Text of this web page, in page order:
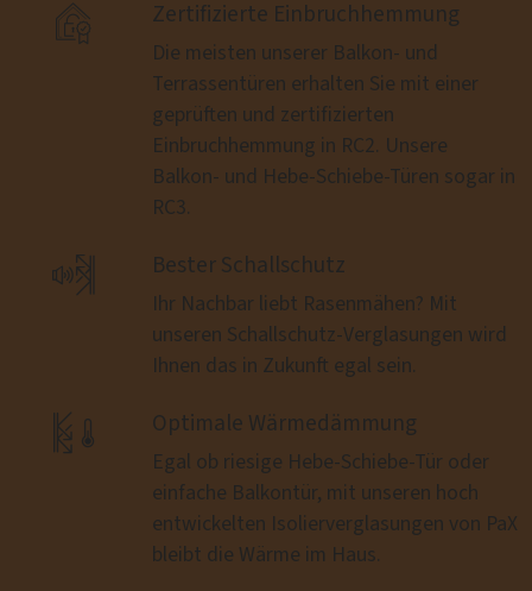
 Zertifizierte Einbruchhemmung
Die meisten unserer Balkon- und
Terrassentüren erhalten Sie mit einer
geprüften und zertifizierten
Einbruchhemmung in RC2. Unsere
Balkon- und Hebe-Schiebe-Türen sogar in
RC3.
 Bester Schallschutz
Ihr Nachbar liebt Rasenmähen? Mit
unseren Schallschutz-Verglasungen wird
Ihnen das in Zukunft egal sein.
 Optimale Wärmedämmung
Egal ob riesige Hebe-Schiebe-Tür oder
einfache Balkontür, mit unseren hoch
entwickelten Isolierverglasungen von PaX
bleibt die Wärme im Haus.